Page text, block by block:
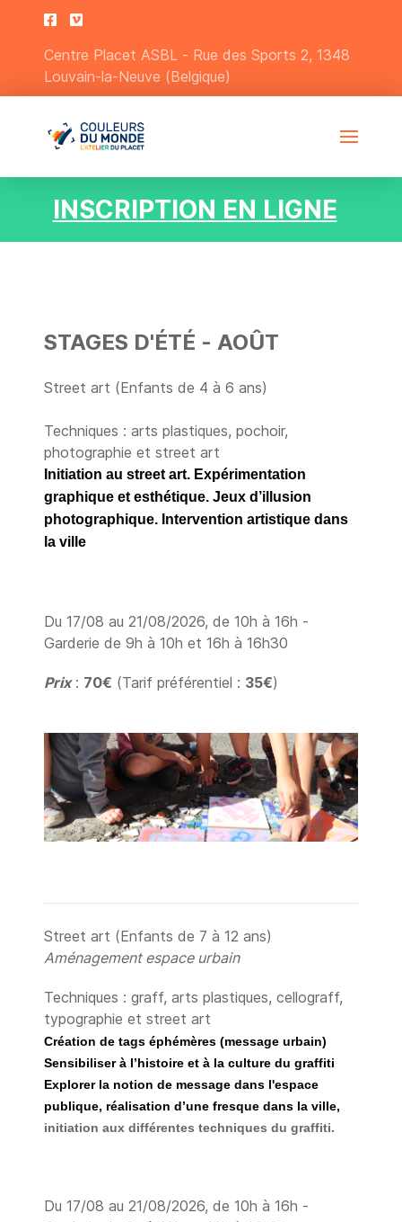
Centre Placet ASBL - Rue des Sports 2, 1348
Louvain-la-Neuve (Belgique)
INSCRIPTION EN LIGNE
STAGES D'ÉTÉ - AOÛT
Street art (Enfants de 4 à 6 ans)
Techniques : arts plastiques, pochoir,
photographie et street art
Initiation au street art. Expérimentation
graphique et esthétique. Jeux d’illusion
photographique. Intervention artistique dans
la ville
Du 17/08 au 21/08/2026, de 10h à 16h -
Garderie de 9h à 10h et 16h à 16h30
Prix: 70€ (Tarif préférentiel : 35€)
Street art (Enfants de 7 à 12 ans)
Aménagement espace urbain
Techniques : graff, arts plastiques, cellograff,
typographie et street art
Création de tags éphémères (message urbain)
Sensibiliser à l’histoire et à la culture du graffiti
Explorer la notion de message dans l'espace
publique, réalisation d’une fresque dans la ville,
initiation aux différentes techniques du graffiti.
Du 17/08 au 21/08/2026, de 10h à 16h -